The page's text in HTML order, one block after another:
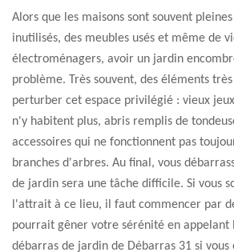
Alors que les maisons sont souvent
inutilisés, des meubles usés et même de
électroménagers, avoir un jardin
problème. Très souvent, des éléments
perturber cet espace privilégié : vieux
n'y habitent plus, abris remplis de
accessoires qui ne fonctionnent pas
branches d'arbres. Au final, vous
de jardin sera une tâche difficile. Si vous
l'attrait à ce lieu, il faut commencer par
pourrait gêner votre sérénité en appelant
débarras de jardin de Débarras 31 si vous